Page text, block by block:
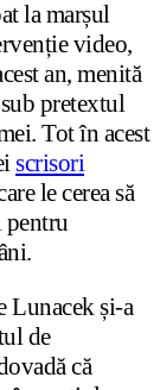
la marșul
video,
an, menită
pretextul
Tot în acest
scrisori
le cerea să
pentru
Lunacek și-a
de
că